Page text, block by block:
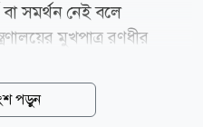
সমর্থন নেই বলে
মুখপাত্র রণধীর
রণধীর জয়সওয়াল বলেন,
কথা বলা হচ্ছে, সেটি
পড়ুন